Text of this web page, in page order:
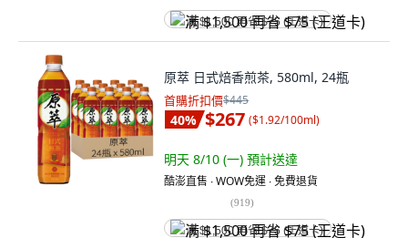
满 $1,500 再省 $75 (王道卡)
原萃 日式焙香煎茶, 580ml, 24瓶
首購折扣價$445
40% $267 ($1.92/100ml)
明天 8/10 (一) 預計送達
酷澎直售 ∙ WOW免運 ∙ 免費退貨
(919)
满 $1,500 再省 $75 (王道卡)